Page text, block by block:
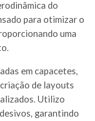
do
para otimizar o
uma
em capacetes,
de layouts
Utilizo
garantindo